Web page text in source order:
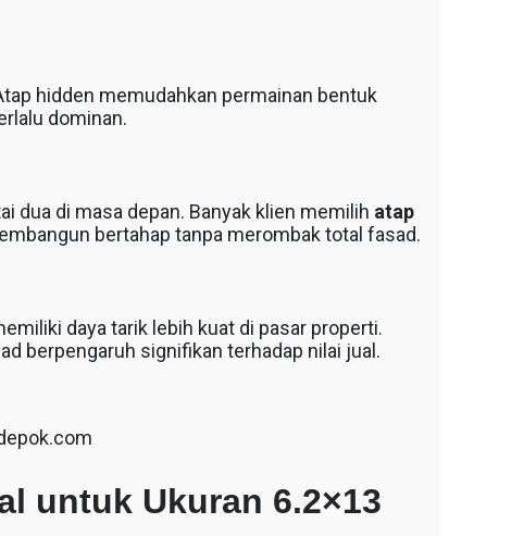
hidden memudahkan permainan bentuk
dominan.
dua di masa depan. Banyak klien memilih atap
bertahap tanpa merombak total fasad.
daya tarik lebih kuat di pasar properti.
berpengaruh signifikan terhadap nilai jual.
untuk Ukuran 6.2×13